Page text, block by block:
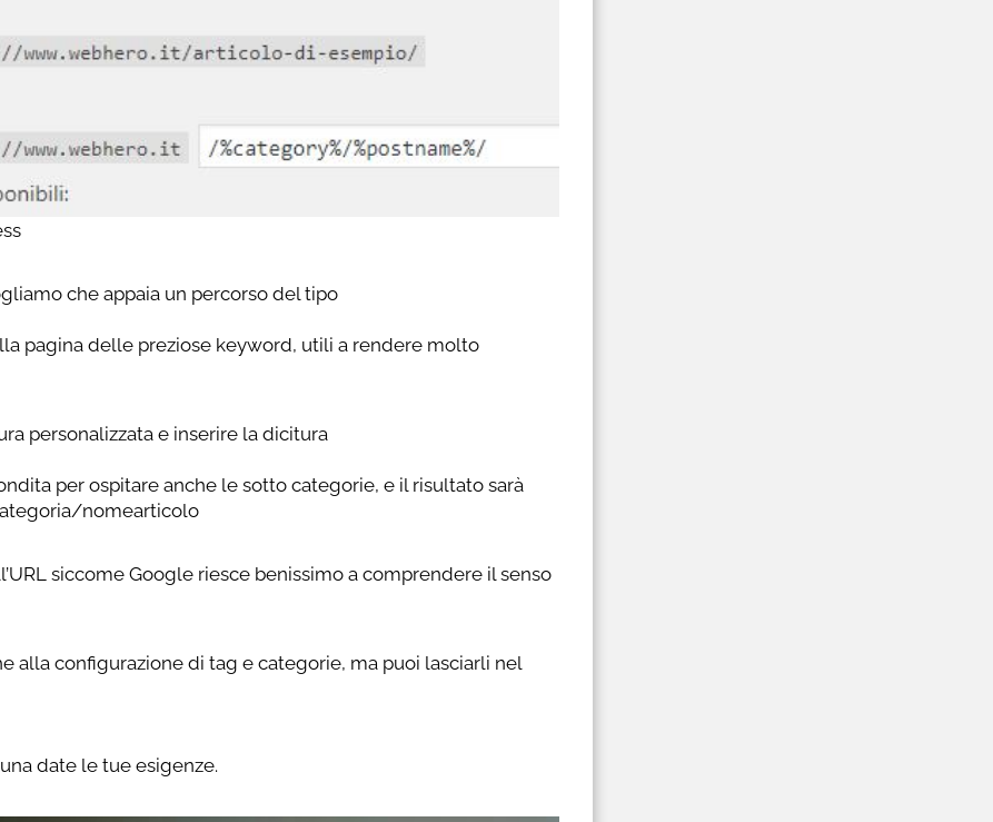
che appaia un percorso del tipo
pagina delle preziose keyword, utili a rendere molto
personalizzata e inserire la dicitura
per ospitare anche le sotto categorie, e il risultato sarà
nomearticolo
siccome Google riesce benissimo a comprendere il senso
alla configurazione di tag e categorie, ma puoi lasciarli nel
date le tue esigenze.